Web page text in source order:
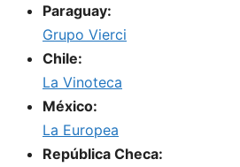
Paraguay:
Grupo Vierci
Chile:
La Vinoteca
México:
La Europea
República Checa: